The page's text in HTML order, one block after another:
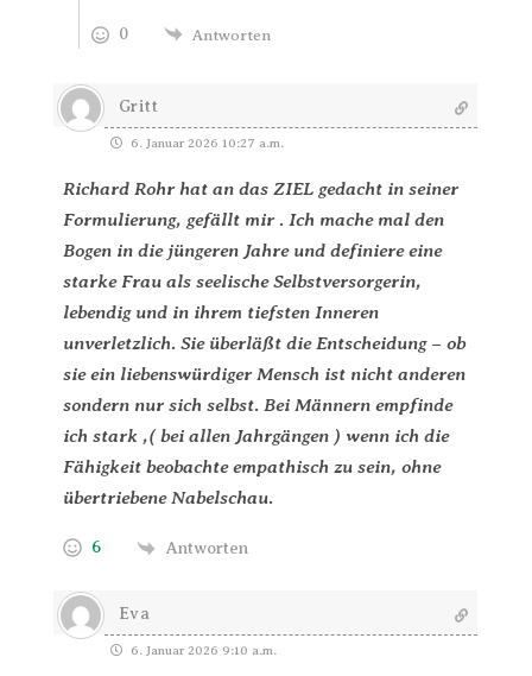
0 Antworten
Gritt
6. Januar 2026 10:27 a.m.
Richard Rohr hat an das ZIEL gedacht in seiner
Formulierung, gefällt mir . Ich mache mal den
Bogen in die jüngeren Jahre und definiere eine
starke Frau als seelische Selbstversorgerin,
lebendig und in ihrem tiefsten Inneren
unverletzlich. Sie überläßt die Entscheidung – ob
sie ein liebenswürdiger Mensch ist nicht anderen
sondern nur sich selbst. Bei Männern empfinde
ich stark ,( bei allen Jahrgängen ) wenn ich die
Fähigkeit beobachte empathisch zu sein, ohne
übertriebene Nabelschau.
6 Antworten
Eva
6. Januar 2026 9:10 a.m.